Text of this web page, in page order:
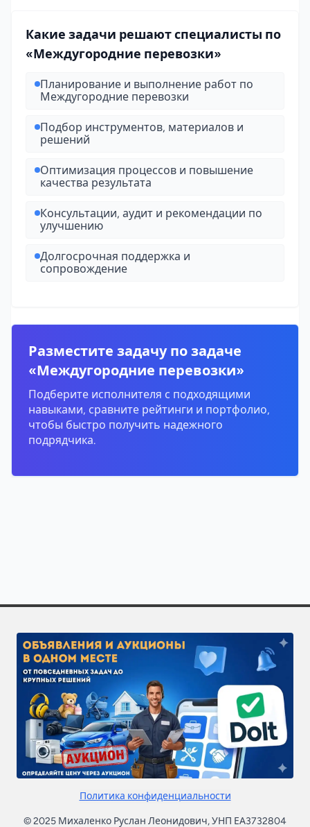
Какие задачи решают специалисты по
«Междугородние перевозки»
Планирование и выполнение работ по
Междугородние перевозки
Подбор инструментов, материалов и
решений
Оптимизация процессов и повышение
качества результата
Консультации, аудит и рекомендации по
улучшению
Долгосрочная поддержка и
сопровождение
Разместите задачу по задаче
«Междугородние перевозки»
Подберите исполнителя с подходящими
навыками, сравните рейтинги и портфолио,
чтобы быстро получить надежного
подрядчика.
Политика конфиденциальности
© 2025 Михаленко Руслан Леонидович, УНП ЕА3732804